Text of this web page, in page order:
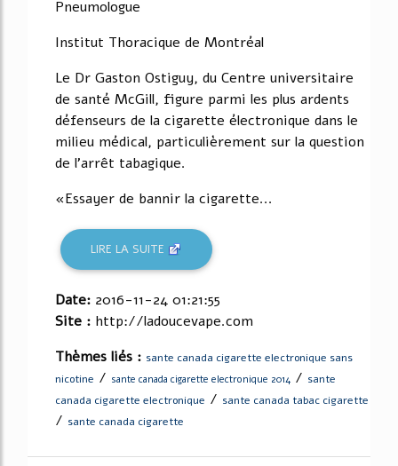
Pneumologue
Institut Thoracique de Montréal
Le Dr Gaston Ostiguy, du Centre universitaire
de santé McGill, figure parmi les plus ardents
défenseurs de la cigarette électronique dans le
milieu médical, particulièrement sur la question
de l'arrêt tabagique.
«Essayer de bannir la cigarette...
LIRE LA SUITE
Date: 2016-11-24 01:21:55
Site : http://ladoucevape.com
Thèmes liés : sante canada cigarette electronique sans
nicotine / sante canada cigarette electronique 2014 / sante
canada cigarette electronique / sante canada tabac cigarette
/ sante canada cigarette